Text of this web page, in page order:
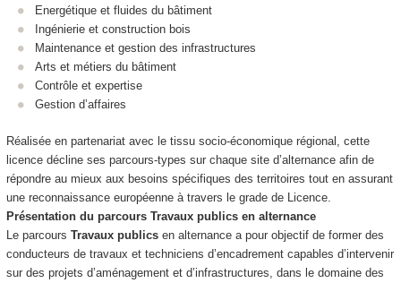
Energétique et fluides du bâtiment
Ingénierie et construction bois
Maintenance et gestion des infrastructures
Arts et métiers du bâtiment
Contrôle et expertise
Gestion d’affaires
Réalisée en partenariat avec le tissu socio‑économique régional, cette
licence décline ses parcours‑types sur chaque site d’alternance afin de
répondre au mieux aux besoins spécifiques des territoires tout en assurant
une reconnaissance européenne à travers le grade de Licence.
Présentation du parcours Travaux publics en alternance
Le parcours Travaux publicsen alternance a pour objectif de former des
conducteurs de travaux et techniciens d’encadrement capables d’intervenir
sur des projets d’aménagement et d’infrastructures, dans le domaine des